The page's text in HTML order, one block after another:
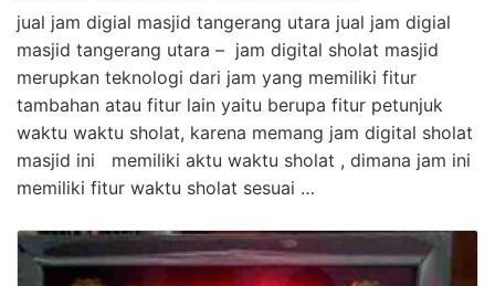
jual jam digial masjid tangerang utara jual jam digial
masjid tangerang utara – jam digital sholat masjid
merupkan teknologi dari jam yang memiliki fitur
tambahan atau fitur lain yaitu berupa fitur petunjuk
waktu waktu sholat, karena memang jam digital sholat
masjid ini memiliki aktu waktu sholat , dimana jam ini
memiliki fitur waktu sholat sesuai …